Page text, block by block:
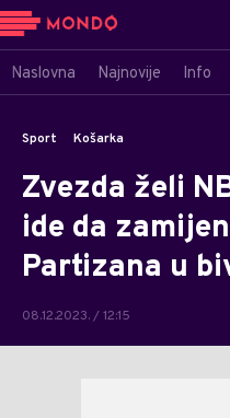
Naslovna Najnovije Info
Sport Košarka
Zvezda želi
ide da
Partizana u
08.12.2023. / 12:15